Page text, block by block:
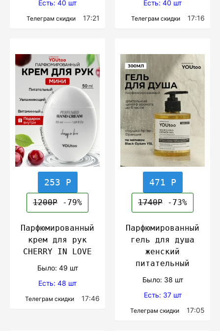
Есть: 40 шт
Телеграм скидки 17:21
Есть: 40 шт
Телеграм скидки 17:16
253 Р
1200Р -79%
Парфюмированный
крем для рук
CHERRY IN LOVE
Было: 49 шт
Есть: 48 шт
Телеграм скидки 17:46
471 Р
1740Р -73%
Парфюмированный
гель для душа
женский
питательный
Было: 38 шт
Есть: 37 шт
Телеграм скидки 17:05